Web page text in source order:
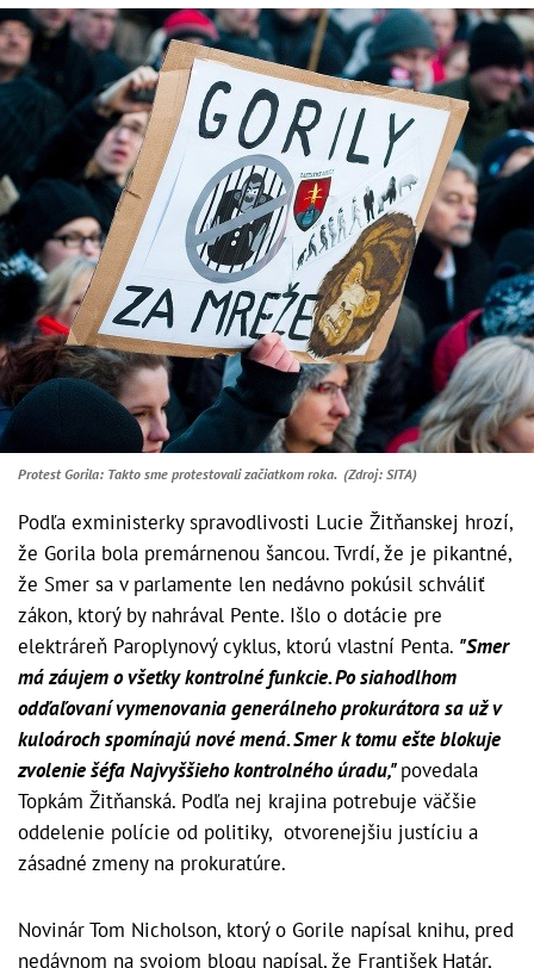
Protest Gorila: Takto sme protestovali začiatkom roka. (Zdroj: SITA)
Podľa exministerky spravodlivosti Lucie Žitňanskej hrozí,
že Gorila bola premárnenou šancou. Tvrdí, že je pikantné,
že Smer sa v parlamente len nedávno pokúsil schváliť
zákon, ktorý by nahrával Pente. Išlo o dotácie pre
elektráreň Paroplynový cyklus, ktorú vlastní Penta. "Smer
má záujem o všetky kontrolné funkcie. Po siahodlhom
odďaľovaní vymenovania generálneho prokurátora sa už v
kuloároch spomínajú nové mená. Smer k tomu ešte blokuje
zvolenie šéfa Najvyššieho kontrolného úradu,"povedala
Topkám Žitňanská. Podľa nej krajina potrebuje väčšie
oddelenie polície od politiky, otvorenejšiu justíciu a
zásadné zmeny na prokuratúre.
Novinár Tom Nicholson, ktorý o Gorile napísal knihu, pred
nedávnom na svojom blogu napísal, že František Határ,